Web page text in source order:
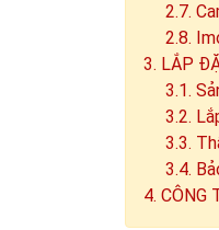
2.7.
2.8.
3. LẮP
3.1.
3.2.
3.3.
3.4.
4. CÔNG